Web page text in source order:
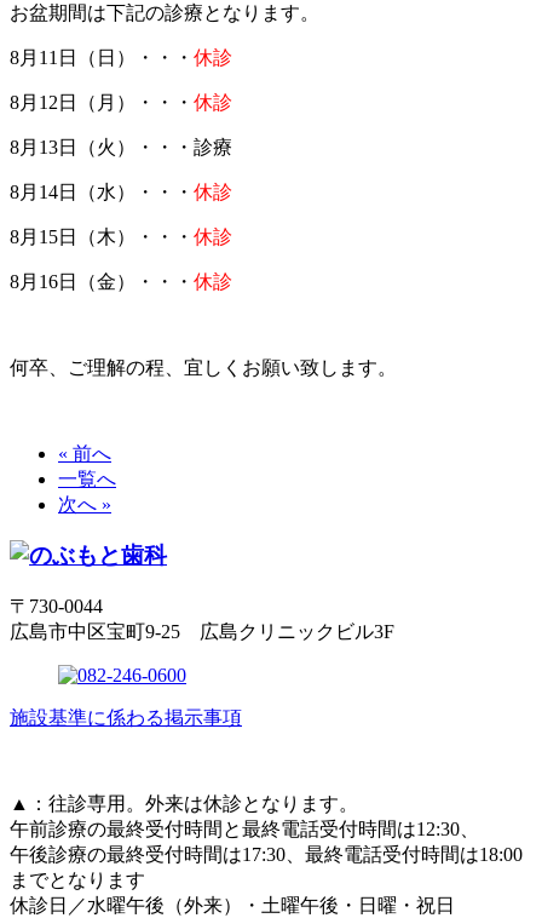
お盆期間は下記の診療となります。
8月11日（日）・・・ 休診
8月12日（月）・・・ 休診
8月13日（火）・・・診療
8月14日（水）・・・ 休診
8月15日（木）・・・ 休診
8月16日（金）・・・ 休診
何卒、ご理解の程、宜しくお願い致します。
« 前へ
一覧へ
次へ »
〒730-0044
広島市中区宝町9-25 広島クリニックビル3F
施設基準に係わる掲示事項
▲
：往診専用。外来は休診となります。
午前診療の最終受付時間と最終電話受付時間は12:30、
午後診療の最終受付時間は17:30、最終電話受付時間は18:00
までとなります
休診日／水曜午後（外来）・土曜午後・日曜・祝日